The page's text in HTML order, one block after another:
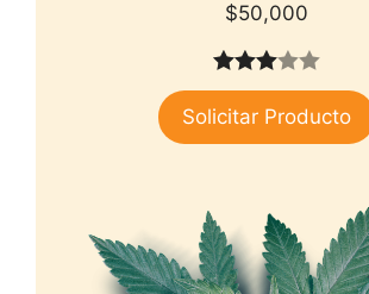
$50,000
3.00
de 5
Solicitar Producto